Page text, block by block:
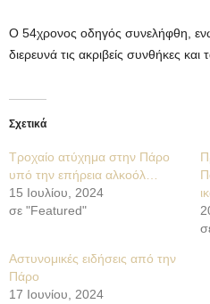
Ο 54χρονος οδηγός συνελήφθη,
διερευνά τις ακριβείς συνθήκες
Σχετικά
Τροχαίο ατύχημα στην Πάρο
υπό την επήρεια αλκοόλ…
15 Ιουλίου, 2024
σε "Featured"
Αστυνομικές ειδήσεις από την
Πάρο
17 Ιουνίου, 2024